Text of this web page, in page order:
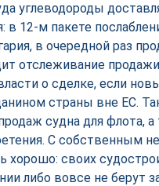
углеводороды
в 12-м пакете
в очередной раз
отслеживание
о сделке, если
страны вне ЕС.
судна для флота, а
С собственным
хорошо: своих
либо вовсе не берут